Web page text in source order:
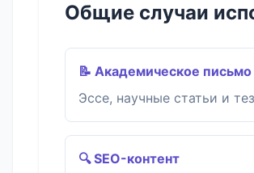
Общие случаи
📝 Академическое письмо
Эссе, научные статьи и
🔍 SEO-контент